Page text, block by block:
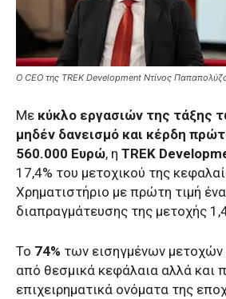
O CEO της TREK Development Ντίνος
Με κύκλο εργασιών της τάξης
μηδέν δανεισμό και κέρδη
560.000 Ευρώ, η TREK
17,4% του μετοχικού της
Χρηματιστήριο με πρώτη τιμή
διαπραγμάτευσης της μετοχής
Το 74% των εισηγμένων
από θεσμικά κεφάλαια αλλά και
επιχειρηματικά ονόματα της